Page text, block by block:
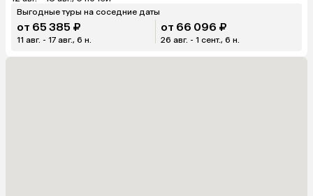
Выгодные туры на соседние даты
от 65 385 ₽
11 авг. - 17 авг., 6 н.
от 66 096 ₽
26 авг. - 1 сент., 6 н.